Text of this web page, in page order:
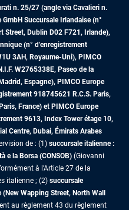
n. 25/27 (angle via Cavalieri n.
Succursale Irlandaise (n°
Street, Dublin D02 F721, Irlande),
(n° d'enregistrement
3AH, Royaume-Uni), PIMCO
W2765338E, Paseo de la
Espagne), PIMCO Europe
918745621 R.C.S. Paris,
France) et PIMCO Europe
9613, Index Tower étage 10,
Centre, Dubai, Émirats Arabes
de : (1) succursale italienne :
e la Borsa (CONSOB) (Giovanni
à l’Article 27 de la
italienne ; (2) succursale
Wapping Street, North Wall
au règlement 43 du règlement